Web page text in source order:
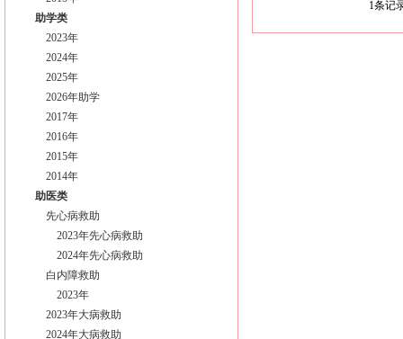
助学类
2023年
2024年
2025年
2026年助学
2017年
2016年
2015年
2014年
助医类
先心病救助
2023年先心病救助
2024年先心病救助
白内障救助
2023年
2023年大病救助
2024年大病救助
1条记